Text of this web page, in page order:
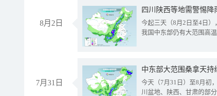
8月2日
今起三天（8月2日至4日
我国中东部仍有大范围高
7月31日
中东部大范围桑拿天
今天（7月31日）至8月初
川盆地、陕西、甘肃的部